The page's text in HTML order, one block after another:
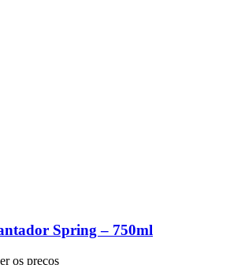
Spring – 750ml
os preços